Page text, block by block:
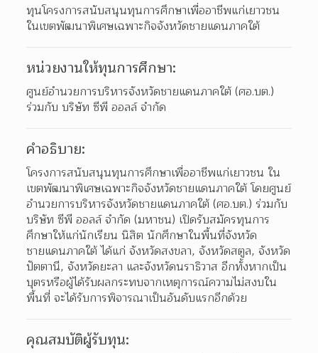
ทุนโครงการสนับสนุนทุนการศึกษาเพื่ออาชีพแก่เยาวชน
ในเขตพัฒนาพิเศษเฉพาะกิจจังหวัดชายแดนภาคใต้
หน่วยงานให้ทุนการศึกษา:
ศูนย์อำนวยการบริหารจังหวัดชายแดนภาคใต้ (ศอ.บต.)
ร่วมกับ บริษัท ซีพี ออลล์ จำกัด
คำอธิบาย:
โครงการสนับสนุนทุนการศึกษาเพื่ออาชีพแก่เยาวชน ใน
เขตพัฒนาพิเศษเฉพาะกิจจังหวัดชายแดนภาคใต้ โดยศูนย์
อำนวยการบริหารจังหวัดชายแดนภาคใต้ (ศอ.บต.) ร่วมกับ
บริษัท ซีพี ออลล์ จำกัด (มหาชน) เปิดรับสมัครทุนการ
ศึกษาให้แก่นักเรียน นิสิต นักศึกษาในพื้นที่จังหวัด
ชายแดนภาคใต้ ได้แก่ จังหวัดสงขลา, จังหวัดสตูล, จังหวัด
ปัตตานี, จังหวัดยะลา และจังหวัดนราธิวาส อีกทั้งหากเป็น
บุตรหรือผู้ได้รับผลกระทบจากเหตุการณ์ความไม่สงบใน
พื้นที่ จะได้รับการพิจารณาเป็นอันดับแรกอีกด้วย
คุณสมบัติผู้รับทุน: